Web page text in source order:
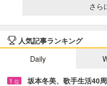
さら
人気記事ランキング
Daily
1 位 坂本冬美、歌手生活40